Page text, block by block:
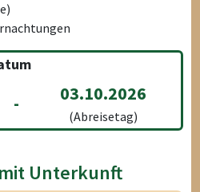
- 03.10.2026
(Abreisetag)
Unterkunft